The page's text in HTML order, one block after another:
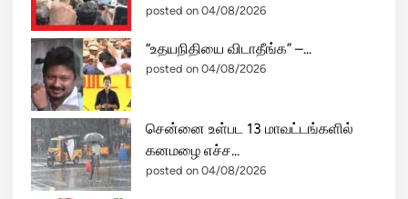
posted on 04/08/2026
“உதயநிதியை விடாதீங்க” –...
posted on 04/08/2026
சென்னை உள்பட 13 மாவட்டங்களில்
கனமழை எச்ச...
posted on 04/08/2026